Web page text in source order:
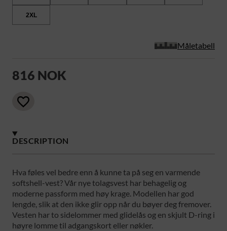
2XL
Måletabell
816 NOK
DESCRIPTION
Hva føles vel bedre enn å kunne ta på seg en varmende
softshell-vest? Vår nye tolagsvest har behagelig og
moderne passform med høy krage. Modellen har god
lengde, slik at den ikke glir opp når du bøyer deg fremover.
Vesten har to sidelommer med glidelås og en skjult D-ring i
høyre lomme til adgangskort eller nøkler.